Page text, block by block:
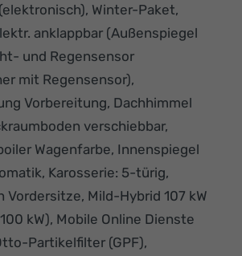
Winter-Paket,
anklappbar (Außenspiegel
und Regensensor
mit Regensensor),
Vorbereitung, Dachhimmel
verschiebbar,
Wagenfarbe, Innenspiegel
Karosserie: 5-türig,
Vordersitze, Mild-Hybrid 107 kW
kW), Mobile Online Dienste
Partikelfilter (GPF),